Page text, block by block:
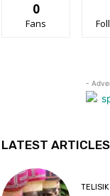
0
Fans
-
LATEST ARTICLES
TELISIK